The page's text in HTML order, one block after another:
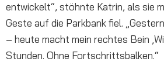
entwickelt“, stöhnte Katrin, als sie
Geste auf die Parkbank fiel.
– heute macht mein rechtes Bein
Stunden. Ohne Fortschrittsbalken.“